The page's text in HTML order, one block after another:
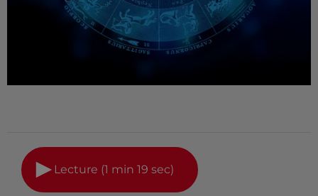
Lecture (1 min 19 sec)